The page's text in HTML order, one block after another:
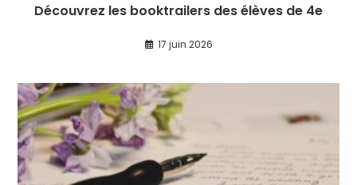
Découvrez les booktrailers des élèves de 4e
17 juin 2026